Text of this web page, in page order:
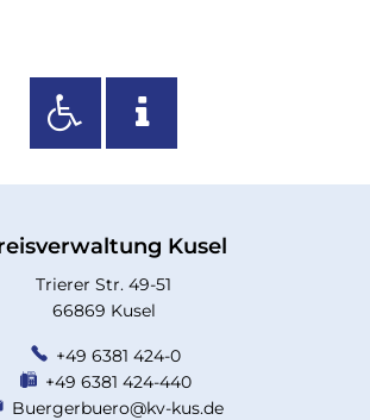
Kusel
Trierer Str. 49-51
66869 Kusel
+49 6381 424-0
+49 6381 424-440
Buergerbuero@kv-kus.de